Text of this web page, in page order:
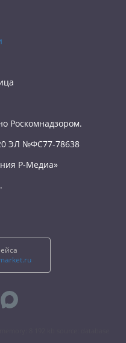
Роскомнадзором.
ЭЛ №ФС77-78638
Р-Медиа»